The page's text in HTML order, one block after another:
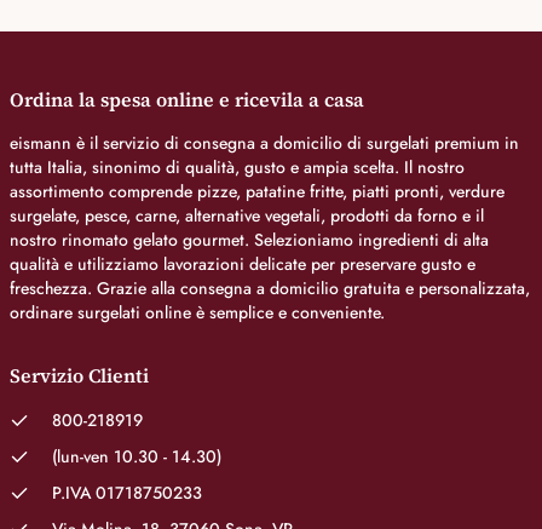
Ordina la spesa online e ricevila a casa
eismann è il servizio di consegna a domicilio di surgelati premium in
tutta Italia, sinonimo di qualità, gusto e ampia scelta. Il nostro
assortimento comprende pizze, patatine fritte, piatti pronti, verdure
surgelate, pesce, carne, alternative vegetali, prodotti da forno e il
nostro rinomato gelato gourmet. Selezioniamo ingredienti di alta
qualità e utilizziamo lavorazioni delicate per preservare gusto e
freschezza. Grazie alla consegna a domicilio gratuita e personalizzata,
ordinare surgelati online è semplice e conveniente.
Servizio Clienti
800-218919
(lun-ven 10.30 - 14.30)
P.IVA 01718750233